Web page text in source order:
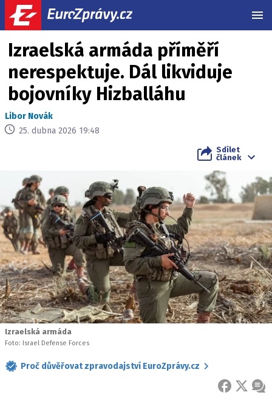
Izraelská armáda příměří
nerespektuje. Dál likviduje
bojovníky Hizballáhu
Libor Novák
25. dubna 2026 19:48
Sdílet
článek
Izraelská armáda
Foto: Israel Defense Forces
Proč důvěřovat zpravodajství EuroZprávy.cz
FACEBOOK
X